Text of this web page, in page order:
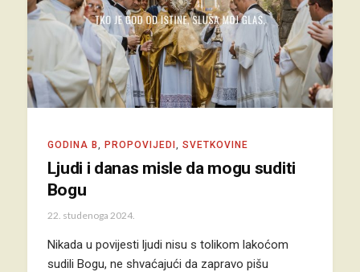
GODINA B PROPOVIJEDI SVETKOVINE
Ljudi i danas misle da mogu suditi
Bogu
22. studenoga 2024.
Nikada u povijesti ljudi nisu s tolikom lakoćom
sudili Bogu, ne shvaćajući da zapravo pišu